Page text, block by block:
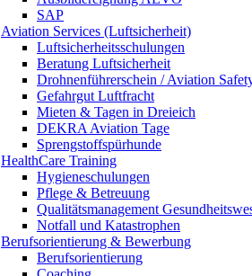
SAP
Aviation Services (Luftsicherheit)
Luftsicherheitsschulungen
Beratung Luftsicherheit
Drohnenführerschein / Aviation
Gefahrgut Luftfracht
Mieten & Tagen in Dreieich
DEKRA Aviation Tage
Sprengstoffspürhunde
HealthCare Training
Hygieneschulungen
Pflege & Betreuung
Qualitätsmanagement
Notfall und Katastrophen
Berufsorientierung & Bewerbung
Berufsorientierung